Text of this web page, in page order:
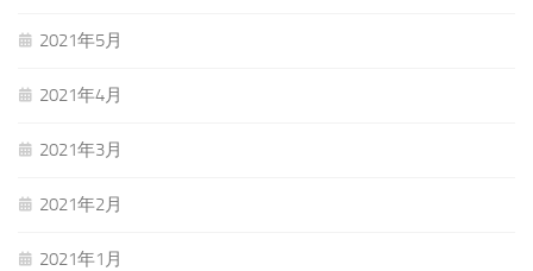
2021年5月
2021年4月
2021年3月
2021年2月
2021年1月